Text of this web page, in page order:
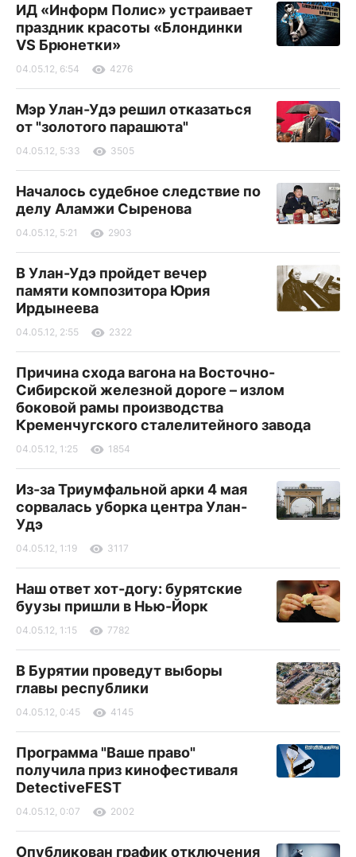
ИД «Информ Полис» устраивает
праздник красоты «Блондинки
VS Брюнетки»
04.05.12, 6:54 4276
Мэр Улан-Удэ решил отказаться
от "золотого парашюта"
04.05.12, 5:33 3505
Началось судебное следствие по
делу Аламжи Сыренова
04.05.12, 5:21 2903
В Улан-Удэ пройдет вечер
памяти композитора Юрия
Ирдынеева
04.05.12, 2:55 2322
Причина схода вагона на Восточно-
Сибирской железной дороге – излом
боковой рамы производства
Кременчугского сталелитейного завода
04.05.12, 1:25 1854
Из-за Триумфальной арки 4 мая
сорвалась уборка центра Улан-
Удэ
04.05.12, 1:19 3117
Наш ответ хот-догу: бурятские
буузы пришли в Нью-Йорк
04.05.12, 1:15 7782
В Бурятии проведут выборы
главы республики
04.05.12, 0:45 4145
Программа "Ваше право"
получила приз кинофестиваля
DetectiveFEST
04.05.12, 0:07 2002
Опубликован график отключения